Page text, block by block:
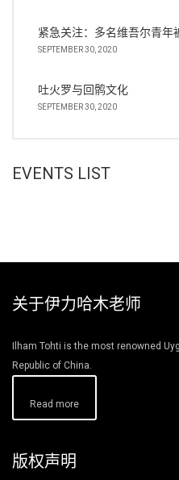
紧急关注：多名维吾尔青年
SEPTEMBER 30, 2020
吐火罗与回鹘文化
SEPTEMBER 30, 2020
EVENTS LIST
关于伊力哈木老师
Ilham Tohti is the most renowned
Republic of China.
Read more
版权声明